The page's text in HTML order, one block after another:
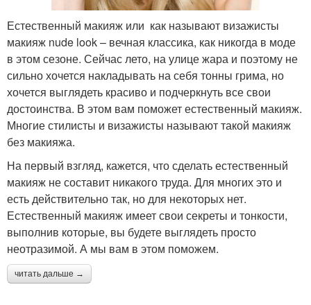
Естественный макияж или как называют визажисты
макияж nude look – вечная классика, как никогда в моде
в этом сезоне. Сейчас лето, на улице жара и поэтому не
сильно хочется накладывать на себя тонны грима, но
хочется выглядеть красиво и подчеркнуть все свои
достоинства. В этом вам поможет естественный макияж.
Многие стилисты и визажисты называют такой макияж
без макияжа.
На первый взгляд, кажется, что сделать естественный
макияж не составит никакого труда. Для многих это и
есть действительно так, но для некоторых нет.
Естественный макияж имеет свои секреты и тонкости,
выполнив которые, вы будете выглядеть просто
неотразимой. А мы вам в этом поможем.
читать дальше →